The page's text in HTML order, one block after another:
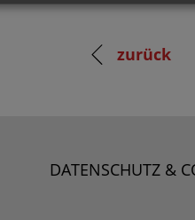
zurück
DATENSCHUTZ &